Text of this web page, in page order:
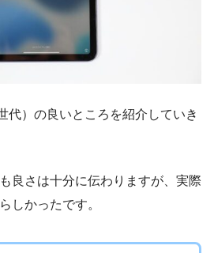
代）の良いところを紹介していき
良さは十分に伝わりますが、実際
しかったです。